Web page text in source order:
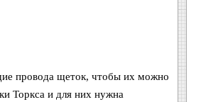
провода щеток, чтобы их можно
Торкса и для них нужна